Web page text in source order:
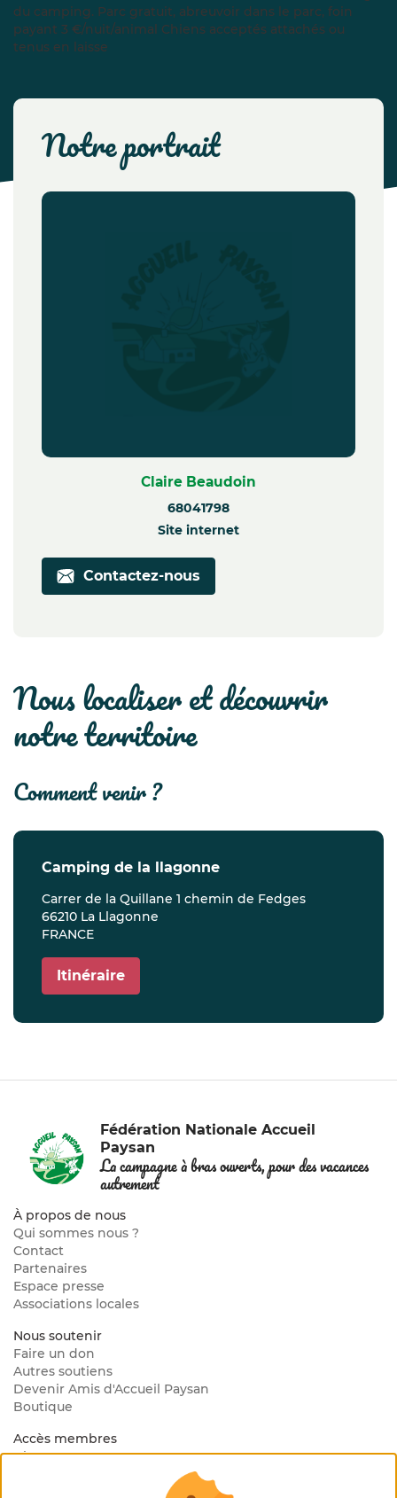
du camping. Parc gratuit, abreuvoir dans le parc, foin
payant 3 €/nuit/animal Chiens acceptés attachés ou
tenus en laisse
notre portrait
Claire Beaudoin
68041798
Site internet
Contactez-nous
nous localiser et découvrir
notre territoire
comment venir ?
camping de la llagonne
Carrer de la Quillane 1 chemin de Fedges
66210 La Llagonne
FRANCE
Itinéraire
Fédération Nationale Accueil
Paysan
La campagne à bras ouverts, pour des vacances
autrement
À propos de nous
Qui sommes nous ?
Contact
Partenaires
Espace presse
Associations locales
Nous soutenir
Faire un don
Autres soutiens
Devenir Amis d'Accueil Paysan
Boutique
Accès membres
Blog Interne